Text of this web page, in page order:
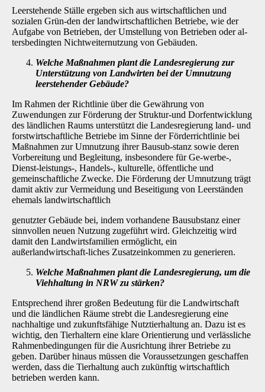
Leerstehende Ställe ergeben sich aus wirtschaftlichen und
sozialen Grün-den der landwirt­schaftlichen Betriebe, wie der
Aufgabe von Betrieben, der Umstellung von Betrieben oder al­
tersbedingten Nichtweiternutzung von Gebäuden.
Welche Maßnahmen plant die Landesregierung zur
Unterstützung von Landwirten bei der Umnutzung
leerstehender Gebäude?
Im Rahmen der Richtlinie über die Gewährung von
Zuwendungen zur Förderung der Struktur-und Dorfentwicklung
des ländlichen Raums unterstützt die Landesregierung land- und
forst­wirtschaftliche Betriebe im Sinne der Förderrichtlinie bei
Maßnahmen zur Umnutzung ihrer Bausub-stanz sowie deren
Vorbereitung und Begleitung, insbesondere für Ge-werbe-,
Dienst-leistungs-, Handels-, kulturelle, öffentliche und
gemeinschaftliche Zwecke. Die Förderung der Umnutzung trägt
damit aktiv zur Vermeidung und Beseitigung von Leerständen
ehemals land­wirtschaftlich
genutzter Gebäude bei, indem vorhandene Bausubstanz einer
sinnvollen neuen Nutzung zu­geführt wird. Gleichzeitig wird
damit den Landwirtsfamilien ermöglicht, ein
außerlandwirtschaft-liches Zusatzeinkommen zu generieren.
Welche Maßnahmen plant die Landesregierung, um die
Viehhaltung in NRW zu stärken?
Entsprechend ihrer großen Bedeutung für die Landwirtschaft
und die ländlichen Räume strebt die Landesregierung eine
nachhaltige und zukunftsfähige Nutztierhaltung an. Dazu ist es
wich­tig, den Tierhaltern eine klare Orientierung und verlässliche
Rahmenbedingungen für die Aus­richtung ihrer Betriebe zu
geben. Darüber hinaus müssen die Voraussetzungen geschaffen
werden, dass die Tierhaltung auch zukünftig wirtschaftlich
betrieben werden kann.